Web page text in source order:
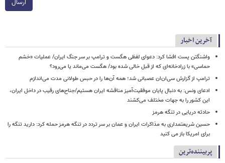
ارسال
آخرین اخبار
واشنگتن پست افشا کرد: دعوای لفظی هگست و ترامپ بر سر جنگ ایران/ عملیات «خشم
حماسی» با زرادخانه‌ای که از قبل خالی شده بود/ هگست می‌ماند یا می‌رود؟
ترامپ از گزارش سی‌ان‌ان عصبانی شد؛ همه آن‌ها را در حبس طولانی مدت می‌اندازم
ادعای ونس: به دنبال پایان موفقیت‌آمیز مناقشه ایران هستیم/جناح‌های رقیب در داخل ایران،
این کشور را به جهات مختلف می‌کشند
حادثه دریایی در تنگه هرمز
حسین شریعتمداری به مذاکرات ایران و عمان بر سر تردد در تنگه هرمز حمله کرد: دارید تنگه را
برای امریکا باز می کنید
پربیننده‌ترین